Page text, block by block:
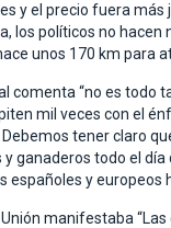
y el precio fuera
los políticos no
unos 170 km para
comenta “no es
mil veces con el
tener claro
ganaderos todo el
españoles y europeos
manifestaba